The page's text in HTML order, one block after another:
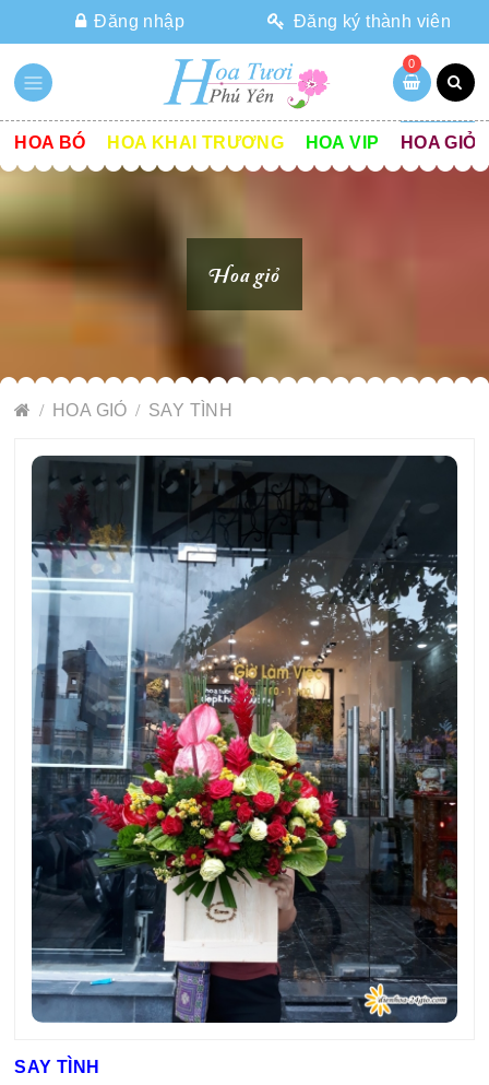
Đăng nhập Đăng ký thành viên
0
HOA BÓ HOA KHAI TRƯƠNG HOA VIP HOA GIỎ
Hoa giỏ
HOA GIỎ SAY TÌNH
SAY TÌNH